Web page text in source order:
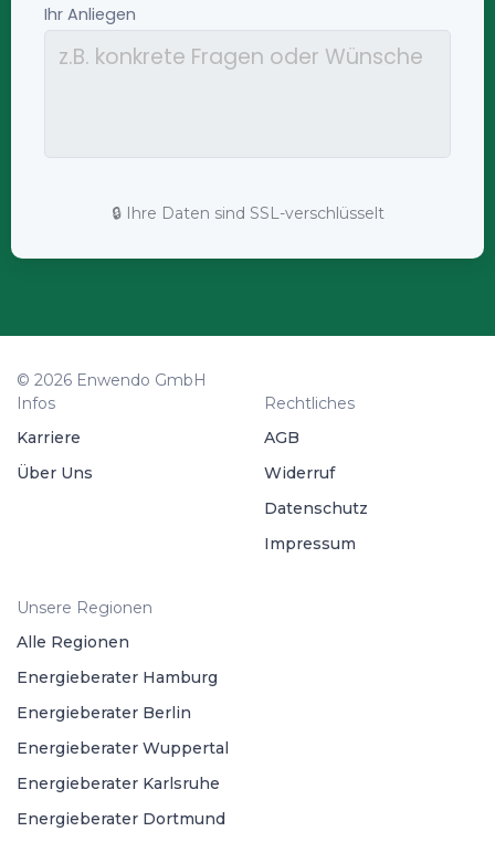
🔒 Ihre Daten sind SSL-verschlüsselt
© 2026 Enwendo GmbH
Infos
Karriere
Über Uns
Rechtliches
AGB
Widerruf
Datenschutz
Impressum
Unsere Regionen
Alle Regionen
Energieberater Hamburg
Energieberater Berlin
Energieberater Wuppertal
Energieberater Karlsruhe
Energieberater Dortmund